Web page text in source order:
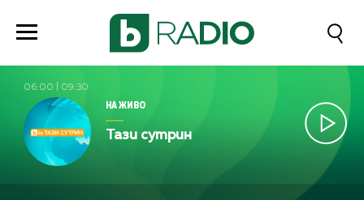
06:00 09:30
НА ЖИВО
Тази сутрин